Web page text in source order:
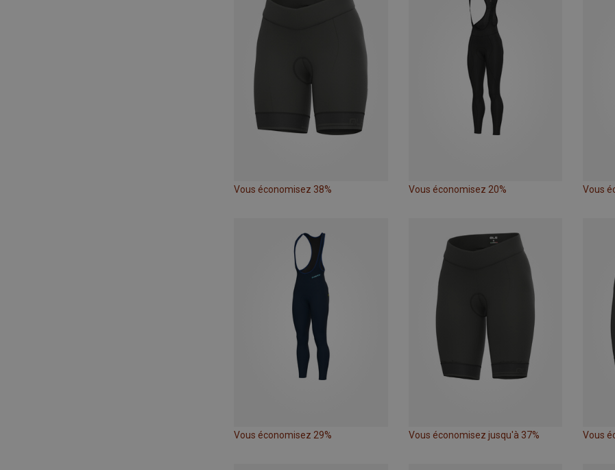
Vous économisez 38% Vous économisez 20% Vous
Vous économisez 29% Vous économisez jusqu'à 37% Vous